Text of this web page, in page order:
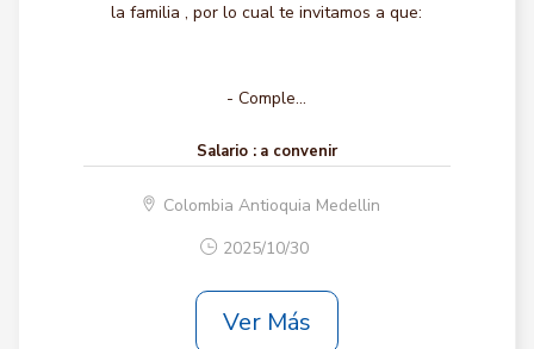
la familia , por lo cual te invitamos a que:
- Comple...
Salario : a convenir
Colombia Antioquia Medellin
2025/10/30
Ver Más